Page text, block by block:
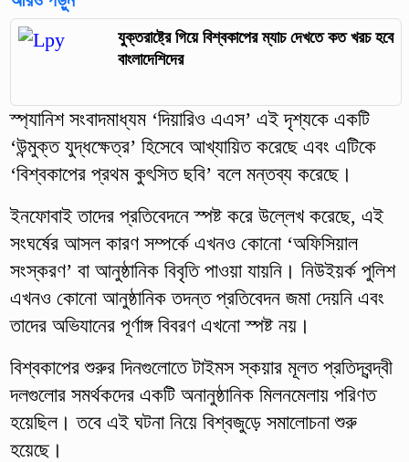
যুক্তরাষ্ট্রে গিয়ে বিশ্বকাপের ম্যাচ দেখতে কত খরচ হবে
বাংলাদেশিদের
স্প্যানিশ সংবাদমাধ্যম ‘দিয়ারিও এএস’ এই দৃশ্যকে একটি
‘উন্মুক্ত যুদ্ধক্ষেত্র’ হিসেবে আখ্যায়িত করেছে এবং এটিকে
‘বিশ্বকাপের প্রথম কুৎসিত ছবি’ বলে মন্তব্য করেছে।
ইনফোবাই তাদের প্রতিবেদনে স্পষ্ট করে উল্লেখ করেছে, এই
সংঘর্ষের আসল কারণ সম্পর্কে এখনও কোনো ‘অফিসিয়াল
সংস্করণ’ বা আনুষ্ঠানিক বিবৃতি পাওয়া যায়নি। নিউইয়র্ক পুলিশ
এখনও কোনো আনুষ্ঠানিক তদন্ত প্রতিবেদন জমা দেয়নি এবং
তাদের অভিযানের পূর্ণাঙ্গ বিবরণ এখনো স্পষ্ট নয়।
বিশ্বকাপের শুরুর দিনগুলোতে টাইমস স্কয়ার মূলত প্রতিদ্বন্দ্বী
দলগুলোর সমর্থকদের একটি অনানুষ্ঠানিক মিলনমেলায় পরিণত
হয়েছিল। তবে এই ঘটনা নিয়ে বিশ্বজুড়ে সমালোচনা শুরু
হয়েছে।